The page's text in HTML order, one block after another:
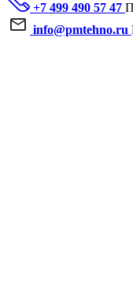
+7 499 490 57 47
info@pmtehno.ru